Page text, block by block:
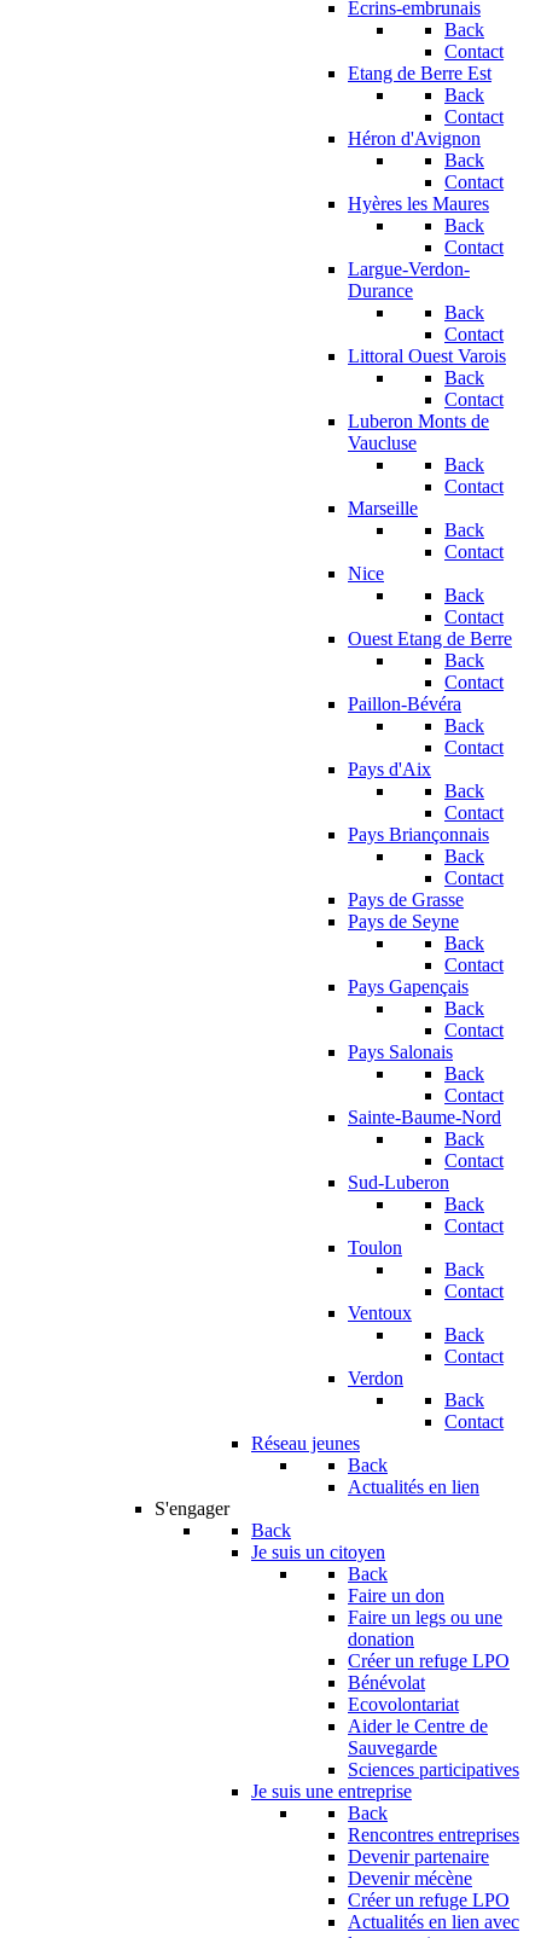
Ecrins-embrunais
Back
Contact
Etang de Berre Est
Back
Contact
Héron d'Avignon
Back
Contact
Hyères les Maures
Back
Contact
Largue-Verdon-
Durance
Back
Contact
Littoral Ouest Varois
Back
Contact
Luberon Monts de
Vaucluse
Back
Contact
Marseille
Back
Contact
Nice
Back
Contact
Ouest Etang de Berre
Back
Contact
Paillon-Bévéra
Back
Contact
Pays d'Aix
Back
Contact
Pays Briançonnais
Back
Contact
Pays de Grasse
Pays de Seyne
Back
Contact
Pays Gapençais
Back
Contact
Pays Salonais
Back
Contact
Sainte-Baume-Nord
Back
Contact
Sud-Luberon
Back
Contact
Toulon
Back
Contact
Ventoux
Back
Contact
Verdon
Back
Contact
Réseau jeunes
Back
Actualités en lien
S'engager
Back
Je suis un citoyen
Back
Faire un don
Faire un legs ou une
donation
Créer un refuge LPO
Bénévolat
Ecovolontariat
Aider le Centre de
Sauvegarde
Sciences participatives
Je suis une entreprise
Back
Rencontres entreprises
Devenir partenaire
Devenir mécène
Créer un refuge LPO
Actualités en lien avec